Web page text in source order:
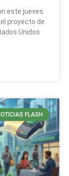
este jueves
proyecto de
Unidos
FLASH